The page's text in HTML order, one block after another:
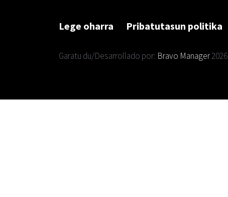
Lege oharra Pribatutasun politika
Garatu du/Desarrollado por: Bravo Manager2026